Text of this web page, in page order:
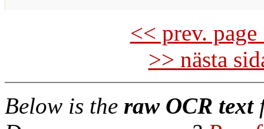
<< prev.
>> nästa
Below is the raw OCR text